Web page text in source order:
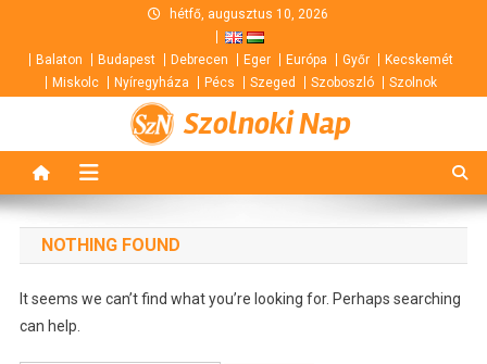
content
hétfő, augusztus 10, 2026
Balaton Budapest Debrecen Eger Európa Győr
Kecskemét
Miskolc
Nyíregyháza Pécs Szeged Szoboszló Szolnok
Szolnoki Nap
NOTHING FOUND
It seems we can’t find what you’re looking for. Perhaps searching
can help.